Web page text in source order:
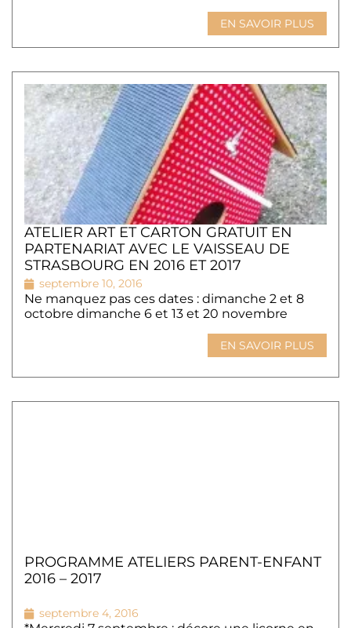
EN SAVOIR PLUS
ATELIER ART ET CARTON GRATUIT EN
PARTENARIAT AVEC LE VAISSEAU DE
STRASBOURG EN 2016 ET 2017
septembre 10, 2016
Ne manquez pas ces dates : dimanche 2 et 8
octobre dimanche 6 et 13 et 20 novembre
EN SAVOIR PLUS
PROGRAMME ATELIERS PARENT-ENFANT
2016 – 2017
septembre 4, 2016